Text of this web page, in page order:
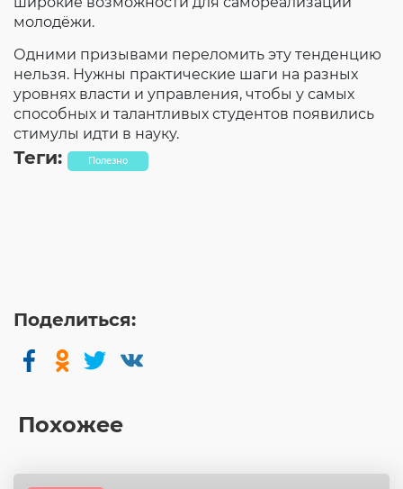
молодёжи.
Одними призывами переломить эту тенденцию
нельзя. Нужны практические шаги на разных
уровнях власти и управления, чтобы у самых
способных и талантливых студентов появились
стимулы идти в науку.
Теги: Полезно
Поделиться:
Похожее